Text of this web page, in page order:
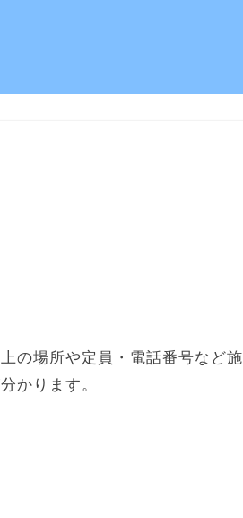
の場所や定員・電話番号など施
かります。